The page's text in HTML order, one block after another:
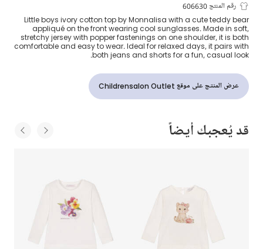
تيشيرت بطبعة الدب تيدي قطن لون عاجي
للأولاد
رقم المنتج 606630
Little boys ivory cotton top by Monnalisa with a cute teddy bear
appliqué on the front wearing cool sunglasses. Made in soft,
stretchy jersey with popper fastenings on one shoulder, it is both
comfortable and easy to wear. Ideal for relaxed days, it pairs with
both jeans and shorts for a fun, casual look.
عرض المنتج على موقع Childrensalon Outlet
قد يُعجبك أيضاً